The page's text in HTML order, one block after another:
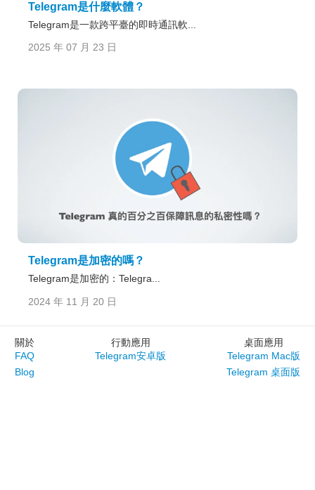
Telegram是什麼軟體？
Telegram是一款跨平臺的即時通訊軟...
2025 年 07 月 23 日
Telegram是加密的嗎？
Telegram是加密的：Telegra...
2024 年 11 月 20 日
關於
FAQ
Blog
行動應用
Telegram安卓版
桌面應用
Telegram Mac版
Telegram 桌面版